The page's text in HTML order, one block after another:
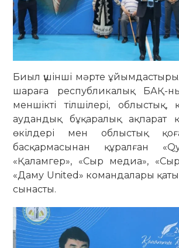
Биыл үшінші мәрте
шараға республикалық БАҚ-
меншікті тілшілері,
аудандық бұқаралық ақпарат
өкілдері мен облыстық
басқармасынан құралған
«Қаламгер», «Сыр медиа»,
«Даму United» командалары
сынасты.